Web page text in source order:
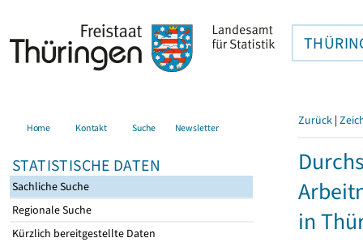
Home Kontakt Suche Newsletter
STATISTISCHE DATEN
Sachliche Suche
Regionale Suche
Kürzlich bereitgestellte Daten
Zurück |
in